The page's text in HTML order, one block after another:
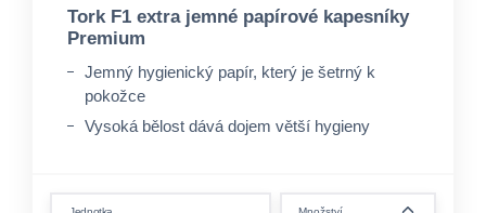
Tork F1 extra jemné papírové kapesníky
Premium
Jemný hygienický papír, který je šetrný k
pokožce
Vysoká bělost dává dojem větší hygieny